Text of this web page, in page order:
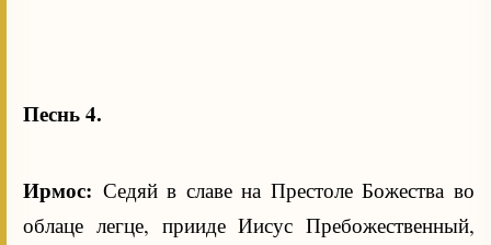
Песнь 4.
Ирмос: Седяй в славе на Престоле Божества во
облаце легце, прииде Иисус Пребожественный,